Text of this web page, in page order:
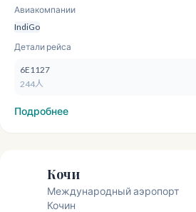
Авиакомпании
IndiGo
Детали рейса
6E1127
244人
Подробнее
Кочи
Международный аэропорт
Кочин